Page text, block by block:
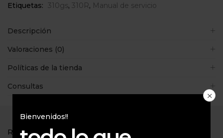
Etiquetas: 310gs, 310R, Manual de servicio
Descripción
Valoraciones (0)
Políticas de la tienda
Consultas
RELATED PRODUCTS
Bienvenidos!!